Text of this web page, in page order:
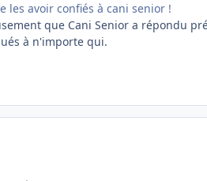
les avoir confiés à cani senior !
que Cani Senior a répondu
à n'importe qui.